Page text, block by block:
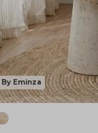
By Eminza